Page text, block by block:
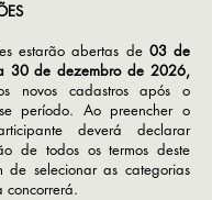
estarão abertas de 03 de
30 de dezembro de 2026,
novos cadastros após o
período. Ao preencher o
deverá declarar
de todos os termos deste
de selecionar as categorias
concorrerá.